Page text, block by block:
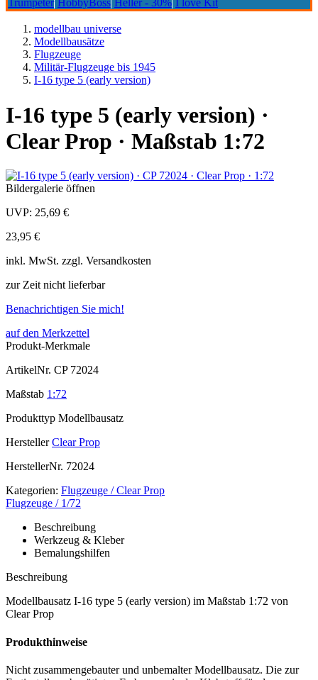
Trumpeter HobbyBoss Heller - 30% I love Kit
modellbau universe
Modellbausätze
Flugzeuge
Militär-Flugzeuge bis 1945
I-16 type 5 (early version)
I-16 type 5 (early version) ·
Clear Prop · Maßstab 1:72
Bildergalerie öffnen
UVP: 25,69 €
23,95 €
inkl. MwSt. zzgl. Versandkosten
zur Zeit nicht lieferbar
Benachrichtigen Sie mich!
auf den Merkzettel
Produkt-Merkmale
ArtikelNr. CP 72024
Maßstab 1:72
Produkttyp Modellbausatz
Hersteller Clear Prop
HerstellerNr. 72024
Kategorien: Flugzeuge / Clear Prop
Flugzeuge / 1/72
Beschreibung
Werkzeug & Kleber
Bemalungshilfen
Beschreibung
Modellbausatz I-16 type 5 (early version) im Maßstab 1:72 von
Clear Prop
Produkthinweise
Nicht zusammengebauter und unbemalter Modellbausatz. Die zur